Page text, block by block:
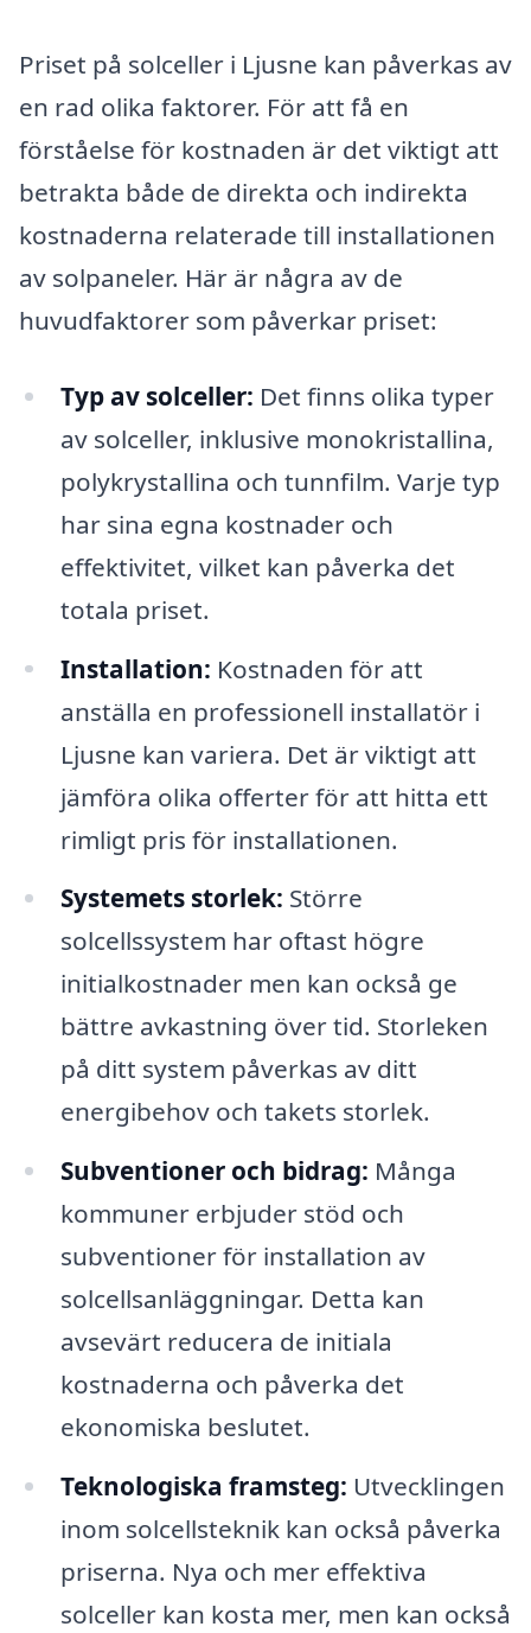
Priset på solceller i Ljusne kan påverkas av
en rad olika faktorer. För att få en
förståelse för kostnaden är det viktigt att
betrakta både de direkta och indirekta
kostnaderna relaterade till installationen
av solpaneler. Här är några av de
huvudfaktorer som påverkar priset:
Typ av solceller: Det finns olika typer
av solceller, inklusive monokristallina,
polykrystallina och tunnfilm. Varje typ
har sina egna kostnader och
effektivitet, vilket kan påverka det
totala priset.
Installation: Kostnaden för att
anställa en professionell installatör i
Ljusne kan variera. Det är viktigt att
jämföra olika offerter för att hitta ett
rimligt pris för installationen.
Systemets storlek: Större
solcellssystem har oftast högre
initialkostnader men kan också ge
bättre avkastning över tid. Storleken
på ditt system påverkas av ditt
energibehov och takets storlek.
Subventioner och bidrag: Många
kommuner erbjuder stöd och
subventioner för installation av
solcellsanläggningar. Detta kan
avsevärt reducera de initiala
kostnaderna och påverka det
ekonomiska beslutet.
Teknologiska framsteg: Utvecklingen
inom solcellsteknik kan också påverka
priserna. Nya och mer effektiva
solceller kan kosta mer, men kan också